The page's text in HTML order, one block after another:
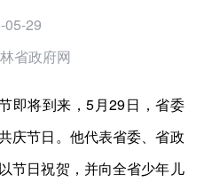
05-29
省政府网
即将到来，5月29日，省委
庆节日。他代表省委、省政
节日祝贺，并向全省少年儿